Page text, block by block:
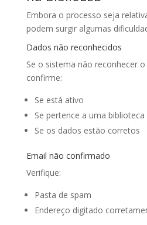
Embora o processo seja
podem surgir algumas
Dados não reconhecidos
Se o sistema não reconhecer
confirme:
Se está ativo
Se pertence a uma
Se os dados estão corretos
Email não confirmado
Verifique:
Pasta de spam
Endereço digitado